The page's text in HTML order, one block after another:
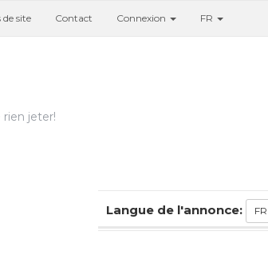
de site Contact Connexion FR
rien jeter!
Langue de l'annonce: FR